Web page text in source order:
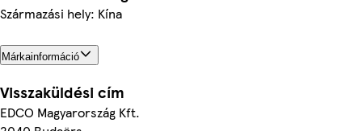
Származási hely: Kína
Márkainformáció
Visszaküldési cím
EDCO Magyarország Kft.